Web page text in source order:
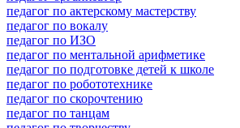
педагог по актерскому мастерству
педагог по вокалу
педагог по ИЗО
педагог по ментальной арифметике
педагог по подготовке детей к школе
педагог по робототехнике
педагог по скорочтению
педагог по танцам